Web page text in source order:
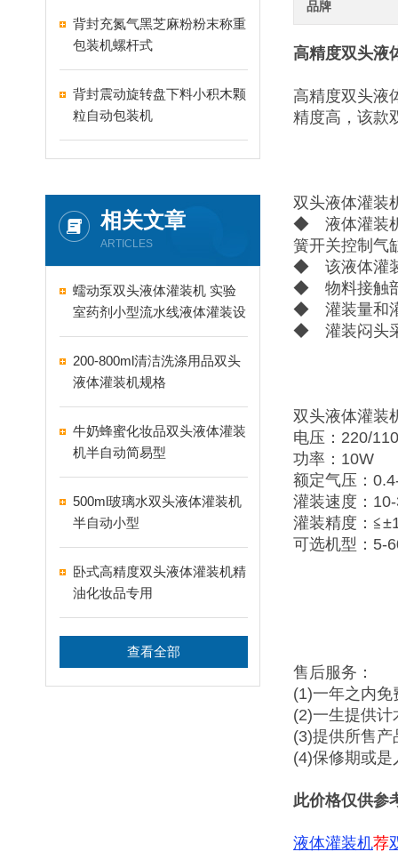
背封充氮气黑芝麻粉粉末称重
包装机螺杆式
背封震动旋转盘下料小积木颗
粒自动包装机
相关文章
ARTICLES
蠕动泵双头液体灌装机 实验
室药剂小型流水线液体灌装设
备
200-800ml清洁洗涤用品双头
液体灌装机规格
牛奶蜂蜜化妆品双头液体灌装
机半自动简易型
500ml玻璃水双头液体灌装机
半自动小型
卧式高精度双头液体灌装机精
油化妆品专用
查看全部
品牌
高精度双头液
高精度双头液
精度高，该款
双头液体灌装
◆ 液体灌装机
簧开关控制气
◆ 该液体灌装
◆ 物料接触部
◆ 灌装量和灌
◆ 灌装闷头
双头液体灌装
电压：220/
功率：10W
额定气压：
灌装速度：
灌装精度：
可选机型：5-
售后服务：
(1)一年之内免
(2)一生提供
(3)提供所售产
(4)保修期或
此价格仅供参
液体灌装机荐